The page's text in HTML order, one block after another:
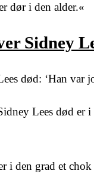
dør i den alder.«
Sidney
død: ‘Han var
Lees død er i
i den grad et